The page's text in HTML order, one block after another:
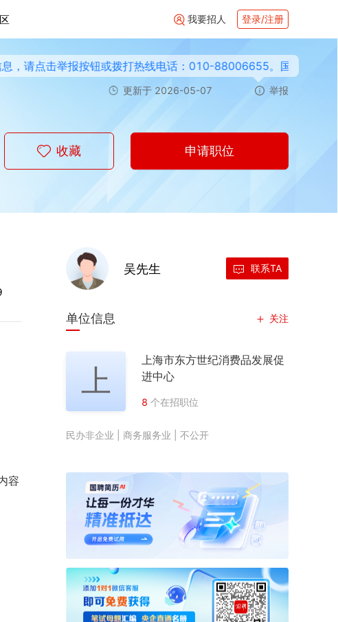
我要招人 登录/注册
更新于 2026-05-07 举报
击举报按钮或拨打热线电话：010-88006655。国聘平台免费提供
收藏 申请职位
容
吴先生 联系TA
单位信息 关注
上
上海市东方世纪消费品发展促
进中心
8 个在招职位
民办非企业 商务服务业 不公开